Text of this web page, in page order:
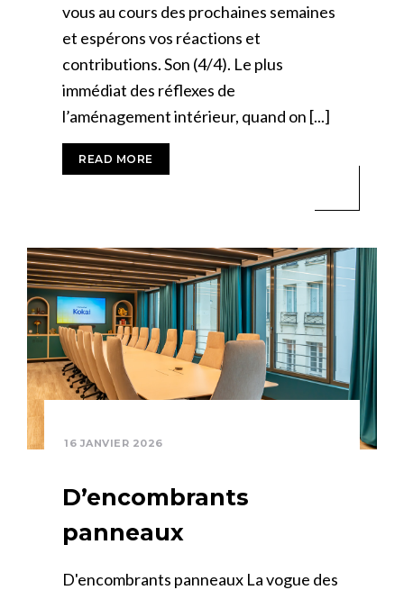
vous au cours des prochaines semaines
et espérons vos réactions et
contributions. Son (4/4). Le plus
immédiat des réflexes de
l’aménagement intérieur, quand on [...]
READ MORE
16 JANVIER 2026
D’encombrants
panneaux
D'encombrants panneaux La vogue des